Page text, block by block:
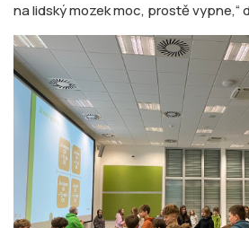
na lidský mozek moc, prostě vypne,“